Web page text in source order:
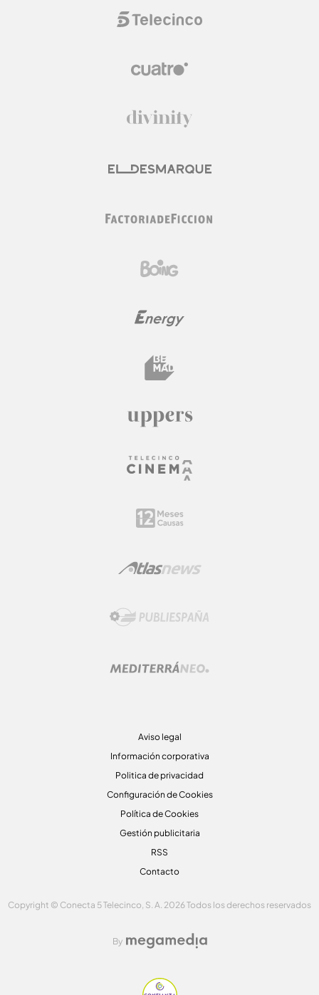
Aviso legal
Información corporativa
Politica de privacidad
Configuración de Cookies
Política de Cookies
Gestión publicitaria
RSS
Contacto
Copyright © Conecta 5 Telecinco, S. A. 2026 Todos los derechos reservados
By